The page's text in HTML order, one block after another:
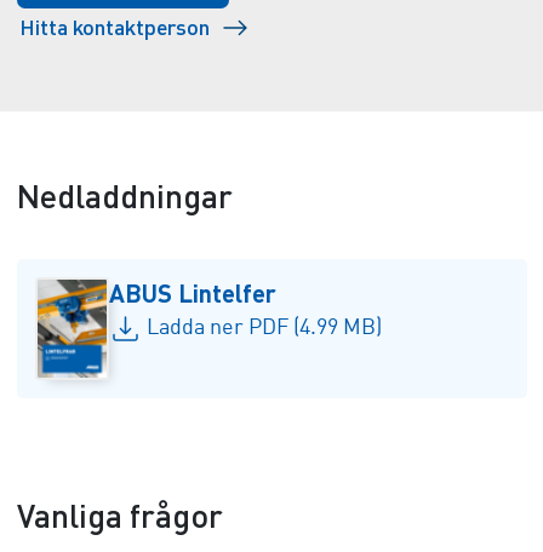
Hitta kontaktperson
Nedladdningar
ABUS Lintelfer
Ladda ner PDF (4.99 MB)
Vanliga frågor